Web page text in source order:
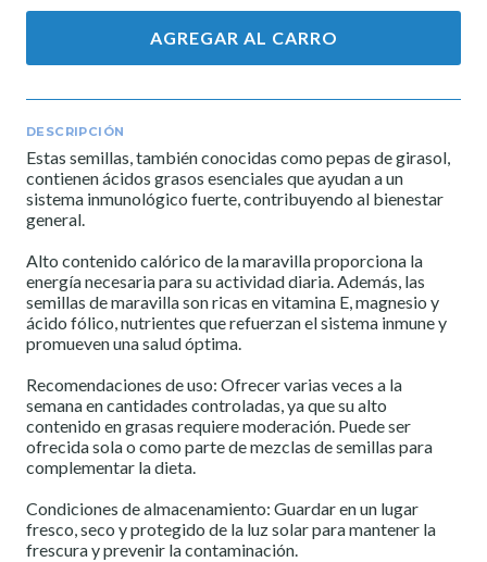
AGREGAR AL CARRO
DESCRIPCIÓN
Estas semillas, también conocidas como pepas de girasol,
contienen ácidos grasos esenciales que ayudan a un
sistema inmunológico fuerte, contribuyendo al bienestar
general.
Alto contenido calórico de la maravilla proporciona la
energía necesaria para su actividad diaria. Además, las
semillas de maravilla son ricas en vitamina E, magnesio y
ácido fólico, nutrientes que refuerzan el sistema inmune y
promueven una salud óptima.
Recomendaciones de uso: Ofrecer varias veces a la
semana en cantidades controladas, ya que su alto
contenido en grasas requiere moderación. Puede ser
ofrecida sola o como parte de mezclas de semillas para
complementar la dieta.
Condiciones de almacenamiento: Guardar en un lugar
fresco, seco y protegido de la luz solar para mantener la
frescura y prevenir la contaminación.